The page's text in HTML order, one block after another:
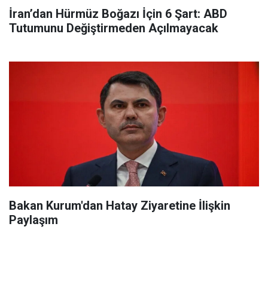
İran’dan Hürmüz Boğazı İçin 6 Şart: ABD
Tutumunu Değiştirmeden Açılmayacak
Bakan Kurum'dan Hatay Ziyaretine İlişkin
Paylaşım